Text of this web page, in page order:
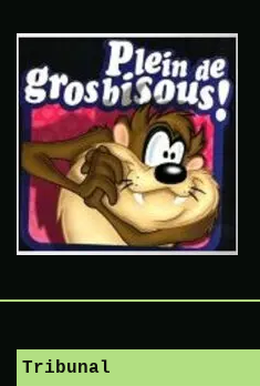
content
Tribunal